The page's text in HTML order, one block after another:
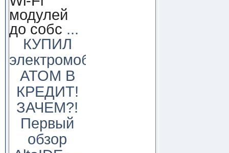
модулей
до собс ...
КУПИЛ
электромобиль
АТОМ В
КРЕДИТ!
ЗАЧЕМ?!
Первый
обзор